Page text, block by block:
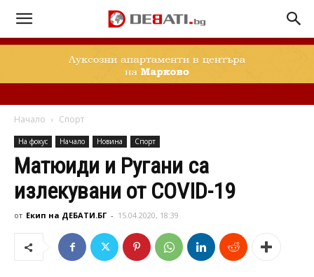
Начало Спорт
На фокус Начало Новина Спорт
Матюиди и Ругани са
излекувани от COVID-19
от Екип на ДЕБАТИ.БГ - 15.04.2020, 18:39